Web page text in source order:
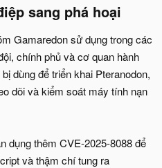
sang phá hoại​
Gamaredon sử dụng trong các
chính phủ và cơ quan hành
dùng để triển khai Pteranodon,
dõi và kiểm soát máy tính nạn
dụng thêm CVE-2025-8088 để
và thậm chí tung ra